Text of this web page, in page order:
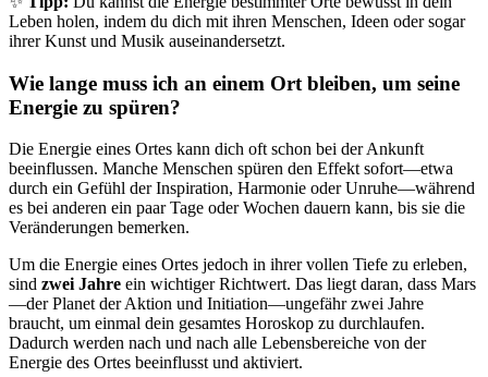
Leben holen, indem du dich mit ihren Menschen, Ideen oder sogar
ihrer Kunst und Musik auseinandersetzt.
Wie lange muss ich an einem Ort bleiben, um seine
Energie zu spüren?
Die Energie eines Ortes kann dich oft schon bei der Ankunft
beeinflussen. Manche Menschen spüren den Effekt sofort—etwa
durch ein Gefühl der Inspiration, Harmonie oder Unruhe—während
es bei anderen ein paar Tage oder Wochen dauern kann, bis sie die
Veränderungen bemerken.
Um die Energie eines Ortes jedoch in ihrer vollen Tiefe zu erleben,
sind zwei Jahre ein wichtiger Richtwert. Das liegt daran, dass Mars
—der Planet der Aktion und Initiation—ungefähr zwei Jahre
braucht, um einmal dein gesamtes Horoskop zu durchlaufen.
Dadurch werden nach und nach alle Lebensbereiche von der
Energie des Ortes beeinflusst und aktiviert.